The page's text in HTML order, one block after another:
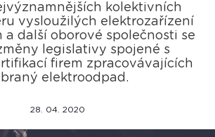
kolektivních
vysloužilých elektrozařízení
a další oborové společnosti se
legislativy spojené s
firem zpracovávajících
elektroodpad.
28. 04. 2020